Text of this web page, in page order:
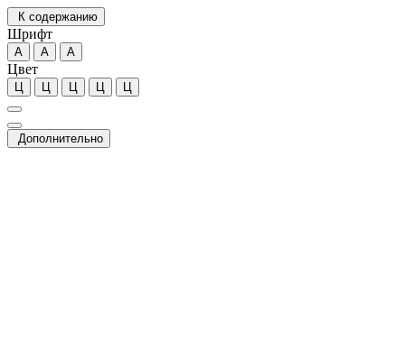
К содержанию
Шрифт
А А А
Цвет
Ц Ц Ц Ц Ц
Дополнительно